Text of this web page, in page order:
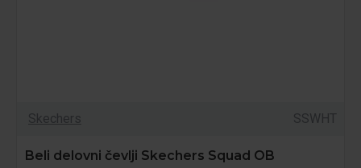
Skechers SSWHT
Beli delovni čevlji Skechers Squad OB